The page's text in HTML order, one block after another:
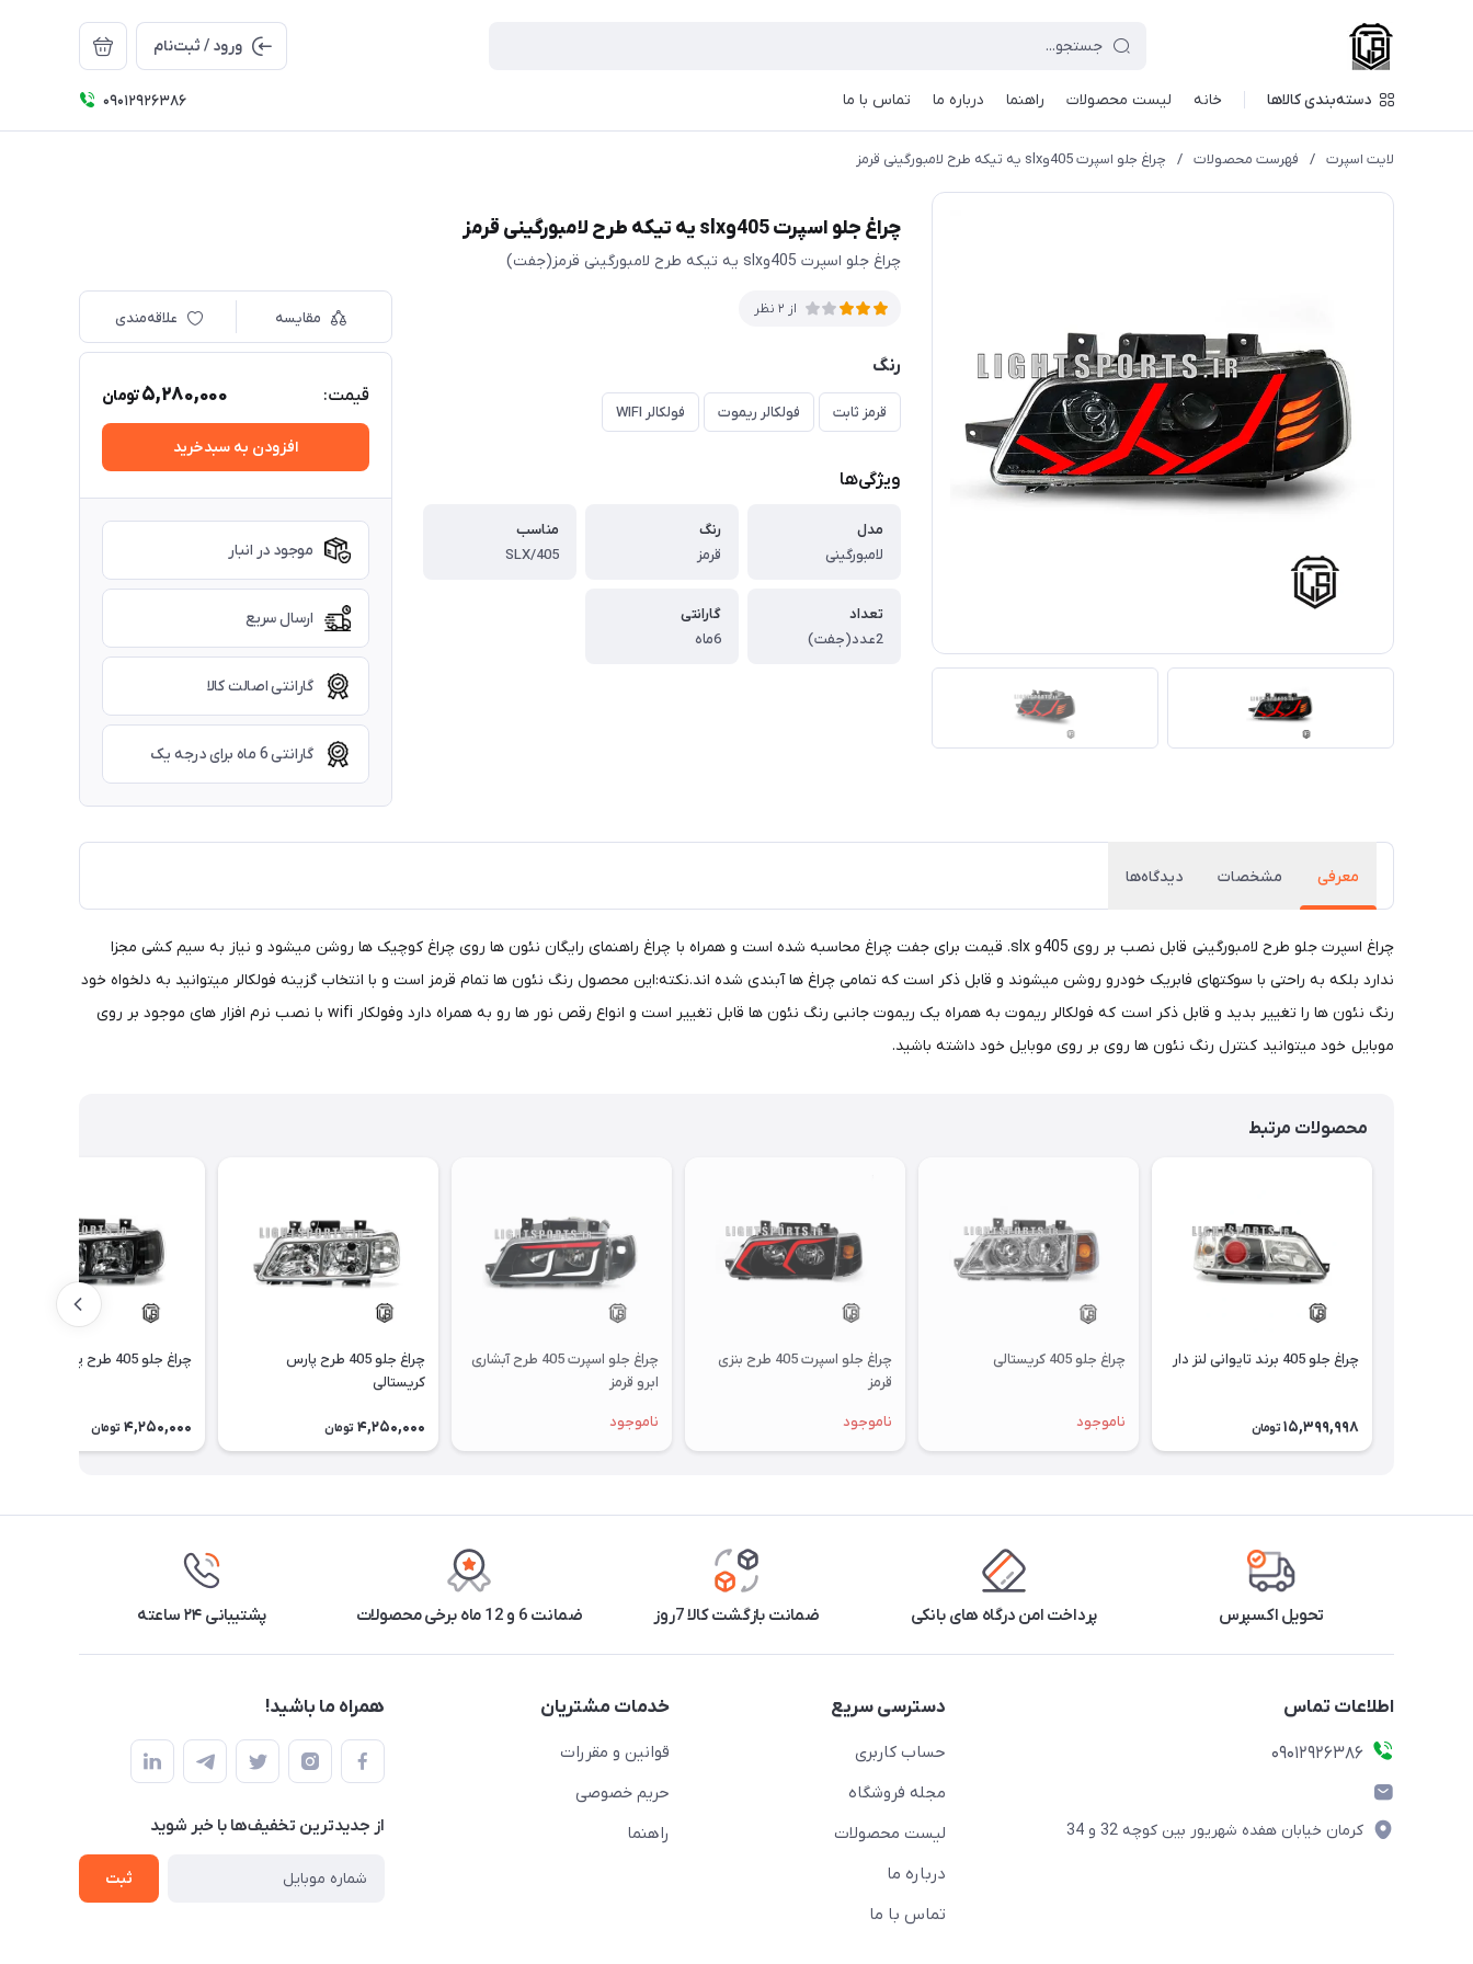
ورود / ثبت‌نام
دسته‌بندی کالاها خانه لیست محصولات راهنما درباره ما تماس با ما 09012926386
لایت اسپرت / فهرست محصولات / چراغ جلو اسپرت 405وslx یه تیکه طرح لامبورگینی قرمز
چراغ جلو اسپرت 405وslx یه تیکه طرح لامبورگینی قرمز
چراغ جلو اسپرت 405وslx یه تیکه طرح لامبورگینی قرمز(جفت)
از 2 نظر
رنگ
قرمز ثابت فولکالر ریموت فولکالر WIFI
ویژگی‌ها
مدل
لامبورگینی
رنگ
قرمز
مناسب
405/SLX
تعداد
2عدد(جفت)
گارانتی
6ماه
مقایسه علاقه‌مندی
قیمت: 5,280,000تومان
افزودن به سبدخرید
موجود در انبار
ارسال سریع
گارانتی اصالت کالا
گارانتی 6 ماه برای درجه یک
معرفی مشخصات دیدگاه‌ها
چراغ اسپرت جلو طرح لامبورگینی قابل نصب بر روی 405و slx. قیمت برای جفت چراغ محاسبه شده است و همراه با چراغ راهنمای رایگان نئون ها روی چراغ کوچیک ها روشن میشود و نیاز به سیم کشی مجزا
ندارد بلکه به راحتی با سوکتهای فابریک خودرو روشن میشوند و قابل ذکر است که تمامی چراغ ها آبندی شده اند.نکته:این محصول رنگ نئون ها تمام قرمز است و با انتخاب گزینه فولکالر میتوانید به دلخواه خود
رنگ نئون ها را تغییر بدید و قابل ذکر است که فولکالر ریموت به همراه یک ریموت جانبی رنگ نئون ها قابل تغییر است و انواع رقص نور ها رو به همراه دارد وفولکار wifi با نصب نرم افزار های موجود بر روی
موبایل خود میتوانید کنترل رنگ نئون ها روی بر روی موبایل خود داشته باشید.
محصولات مرتبط
چراغ جلو 405 برند تایوانی لنز دار
15,399,998 تومان
چراغ جلو 405 کریستالی
ناموجود
چراغ جلو اسپرت 405 طرح بنزی
قرمز
ناموجود
چراغ جلو اسپرت 405 طرح آبشاری
ابرو قرمز
ناموجود
چراغ جلو 405 طرح پارس
کریستالی
4,250,000 تومان
چراغ جلو 405 طرح پارس مشکی
4,250,000 تومان
تحویل اکسپرس پرداخت امن درگاه های بانکی ضمانت بازگشت کالا 7روز ضمانت 6 و 12 ماه برخی محصولات پشتیبانی ۲۴ ساعته
اطلاعات تماس
09012926386
کرمان خیابان هفده شهریور بین کوچه 32 و 34
دسترسی سریع
حساب کاربری
مجله فروشگاه
لیست محصولات
درباره ما
تماس با ما
خدمات مشتریان
قوانین و مقررات
حریم خصوصی
راهنما
همراه ما باشید!
از جدید‌ترین تخفیف‌ها با‌ خبر شوید
ثبت